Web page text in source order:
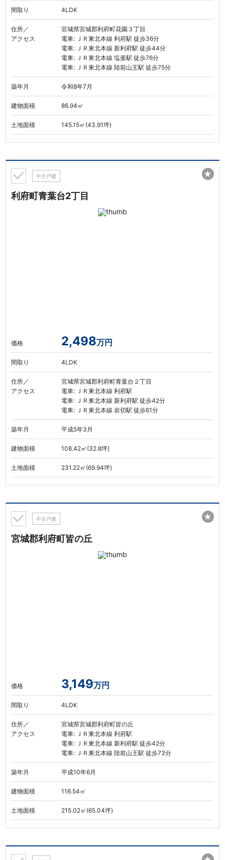
間取り 4LDK
住所／
アクセス
宮城県宮城郡利府町花園３丁目
電車: ＪＲ東北本線 利府駅 徒歩36分
電車: ＪＲ東北本線 新利府駅 徒歩44分
電車: ＪＲ東北本線 塩釜駅 徒歩76分
電車: ＪＲ東北本線 陸前山王駅 徒歩75分
築年月 令和8年7月
建物面積 86.94㎡
土地面積 145.15㎡(43.91坪)
中古戸建
利府町青葉台2丁目
価格 2,498万円
間取り 4LDK
住所／
アクセス
宮城県宮城郡利府町青葉台２丁目
電車: ＪＲ東北本線 利府駅
電車: ＪＲ東北本線 新利府駅 徒歩42分
電車: ＪＲ東北本線 岩切駅 徒歩61分
築年月 平成5年3月
建物面積 108.42㎡(32.8坪)
土地面積 231.22㎡(69.94坪)
★
中古戸建
宮城郡利府町皆の丘
価格 3,149万円
間取り 4LDK
住所／
アクセス
宮城県宮城郡利府町皆の丘
電車: ＪＲ東北本線 利府駅
電車: ＪＲ東北本線 新利府駅 徒歩42分
電車: ＪＲ東北本線 陸前山王駅 徒歩73分
築年月 平成10年6月
建物面積 116.54㎡
土地面積 215.02㎡(65.04坪)
★